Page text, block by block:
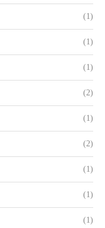
(1)
(1)
(1)
(2)
(1)
(2)
(1)
(1)
(1)